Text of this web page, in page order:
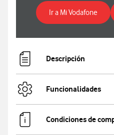
Ir a Mi VodafonePara
Descripción
Funcionalidades
Condiciones de